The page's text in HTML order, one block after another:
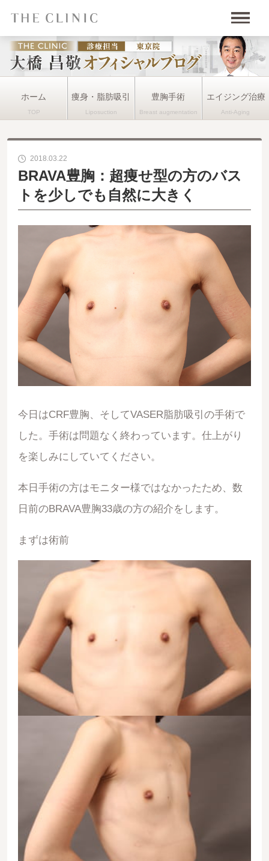
ホーム 痩身・脂肪吸引 豊胸手術 エイジング治療
2018.03.22
BRAVA豊胸：超痩せ型の方のバス
トを少しでも自然に大きく
今日はCRF豊胸、そしてVASER脂肪吸引の手術で
した。手術は問題なく終わっています。仕上がり
を楽しみにしていてください。
本日手術の方はモニター様ではなかったため、数
日前のBRAVA豊胸33歳の方の紹介をします。
まずは術前